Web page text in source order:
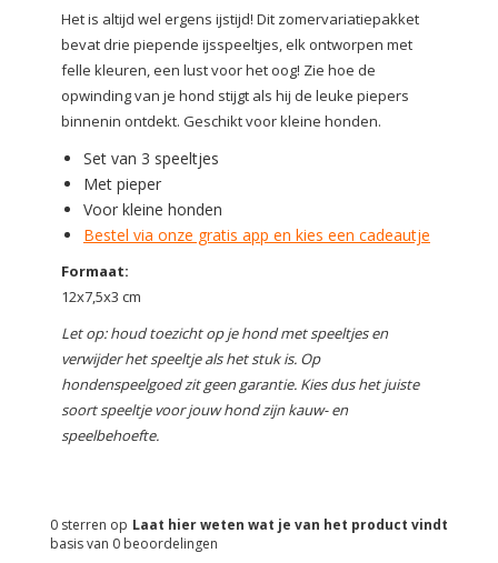
Het is altijd wel ergens ijstijd! Dit zomervariatiepakket
bevat drie piepende ijsspeeltjes, elk ontworpen met
felle kleuren, een lust voor het oog! Zie hoe de
opwinding van je hond stijgt als hij de leuke piepers
binnenin ontdekt. Geschikt voor kleine honden.
Set van 3 speeltjes
Met pieper
Voor kleine honden
Bestel via onze gratis app en kies een cadeautje
Formaat:
12x7,5x3 cm
Let op: houd toezicht op je hond met speeltjes en
verwijder het speeltje als het stuk is. Op
hondenspeelgoed zit geen garantie. Kies dus het juiste
soort speeltje voor jouw hond zijn kauw- en
speelbehoefte.
Laat hier weten wat je van het product vindt
0 sterren op
basis van 0 beoordelingen